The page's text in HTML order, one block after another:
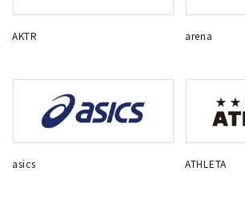
AKTR arena
asics ATHLETA